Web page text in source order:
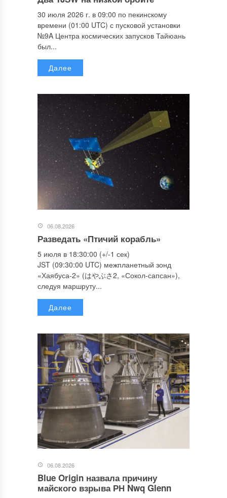
30 июля 2026 г. в 09:00 по пекинскому
времени (01:00 UTC) с пусковой установки
№9A Центра космических запусков Тайюань
был...
Далее
06.08.2026
Разведать «Птичий корабль»
5 июля в 18:30:00 (+/-1 сек)
JST (09:30:00 UTC) межпланетный зонд
«Хаябуса-2» (はやぶさ2, «Сокол-сапсан»),
следуя маршруту...
Далее
06.08.2026
Blue Origin назвала причину
майского взрыва РН Nwq Glenn